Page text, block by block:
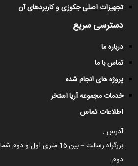
تجهیزات اصلی جکوزی و کاربردهای آن
دسترسی سریع
درباره ما
تماس با ما
پروژه های انجام شده
خدمات مجموعه آریا استخر
اطلاعات تماس
آدرس :
دوم